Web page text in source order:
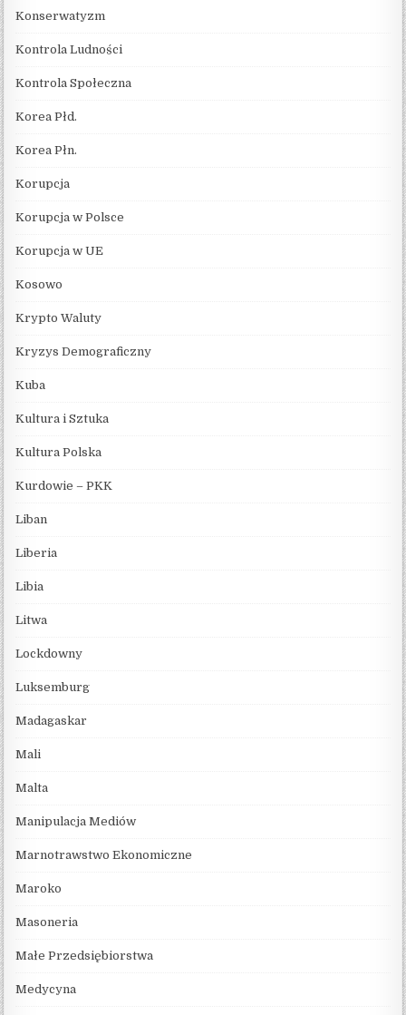
Konserwatyzm
Kontrola Ludności
Kontrola Społeczna
Korea Płd.
Korea Płn.
Korupcja
Korupcja w Polsce
Korupcja w UE
Kosowo
Krypto Waluty
Kryzys Demograficzny
Kuba
Kultura i Sztuka
Kultura Polska
Kurdowie – PKK
Liban
Liberia
Libia
Litwa
Lockdowny
Luksemburg
Madagaskar
Mali
Malta
Manipulacja Mediów
Marnotrawstwo Ekonomiczne
Maroko
Masoneria
Małe Przedsiębiorstwa
Medycyna